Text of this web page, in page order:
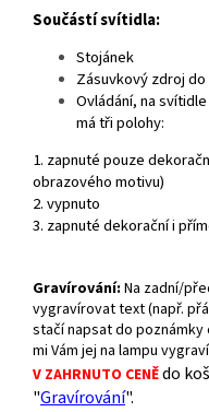
Součástí svítidla:
Stojánek
Zásuvkový zdroj do
Ovládání, na
má tři polohy:
1. zapnuté pouze
obrazového motivu)
2. vypnuto
3. zapnuté dekorační i
Gravírování: Na zadní/
vygravírovat text (např.
stačí napsat do
mi Vám jej na lampu
V ZAHRNUTO CENĚdo
"Gravírování".